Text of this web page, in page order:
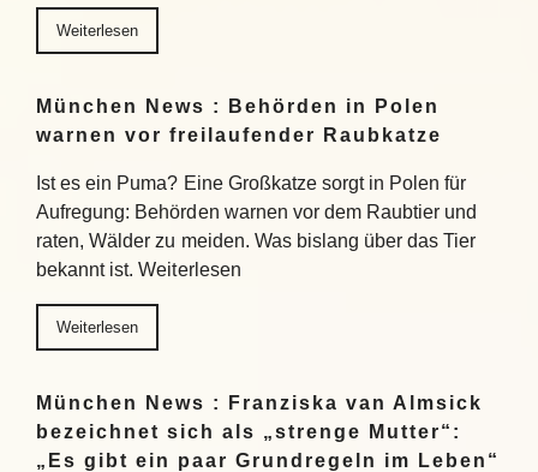
Weiterlesen
München News : Behörden in Polen
warnen vor freilaufender Raubkatze
Ist es ein Puma? Eine Großkatze sorgt in Polen für
Aufregung: Behörden warnen vor dem Raubtier und
raten, Wälder zu meiden. Was bislang über das Tier
bekannt ist. Weiterlesen
Weiterlesen
München News : Franziska van Almsick
bezeichnet sich als „strenge Mutter“:
„Es gibt ein paar Grundregeln im Leben“